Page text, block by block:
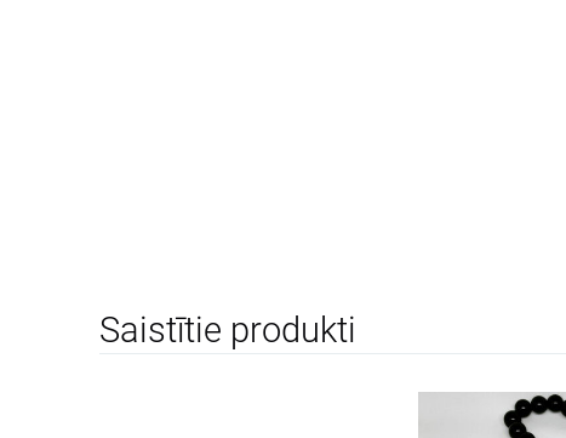
Saistītie produkti